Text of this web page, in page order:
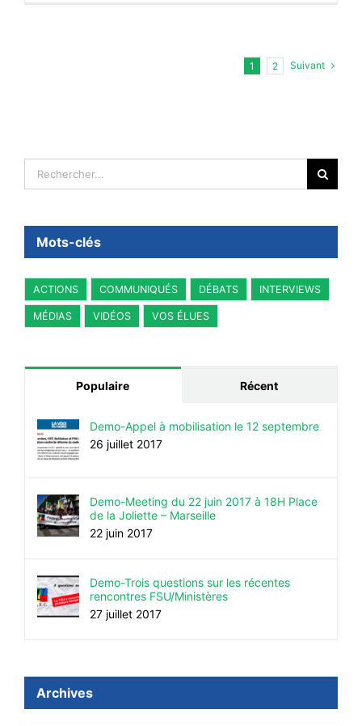
1 2 Suivant
Rechercher:
Mots-clés
ACTIONS COMMUNIQUÉS DÉBATS INTERVIEWS
MÉDIAS VIDÉOS VOS ÉLUES
Populaire Récent
Demo-Appel à mobilisation le 12 septembre
26 juillet 2017
Demo-Meeting du 22 juin 2017 à 18H Place
de la Joliette – Marseille
22 juin 2017
Demo-Trois questions sur les récentes
rencontres FSU/Ministères
27 juillet 2017
Archives